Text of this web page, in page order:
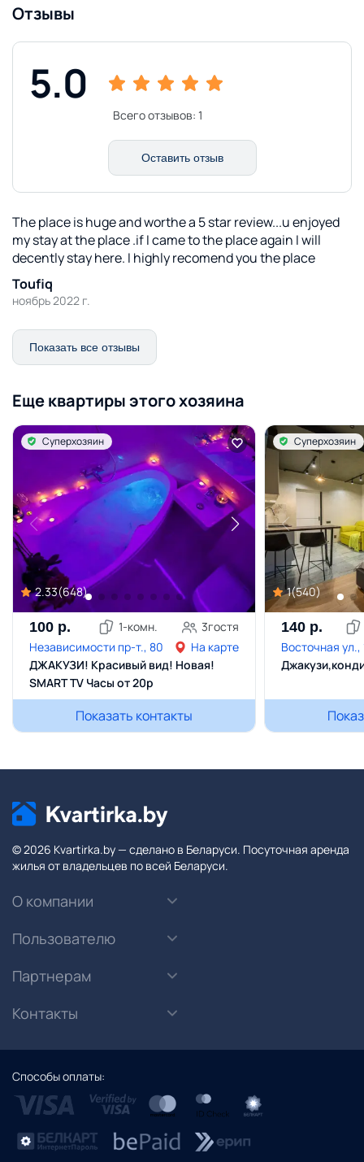
Отзывы
5.0
Всего отзывов: 1
Оставить отзыв
The place is huge and worthe a 5 star review...u enjoyed
my stay at the place .if I came to the place again I will
decently stay here. I highly recomend you the place
Toufiq
ноябрь 2022 г.
Показать все отзывы
Еще квартиры этого хозяина
Суперхозяин
2.33(648)
100 р. 1-комн. 3гостя
Независимости пр-т., 80
На карте
ДЖАКУЗИ! Красивый вид! Новая!
SMART TV Часы от 20р
Показать контакты
Суперхозяин
1(540)
140 р.
Восточная ул.,
© 2026 Kvartirka.by — сделано в Беларуси. Посуточная аренда
жилья от владельцев по всей Беларуси.
О компании
Пользователю
Партнерам
Контакты
Способы оплаты: